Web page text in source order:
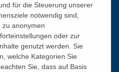
für die Steuerung unserer
notwendig sind,
zu anonymen
oder zur
genutzt werden. Sie
welche Kategorien Sie
Sie, dass auf Basis